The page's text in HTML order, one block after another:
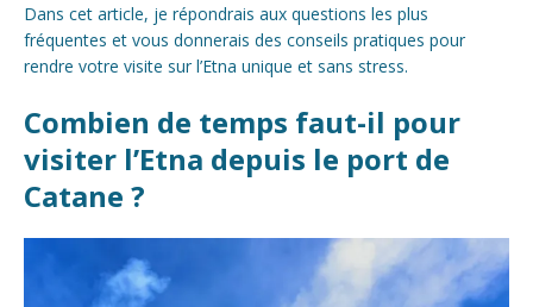
Dans cet article, je répondrais aux questions les plus
fréquentes et vous donnerais des conseils pratiques pour
rendre votre visite sur l’Etna unique et sans stress.
Combien de temps faut-il pour
visiter l’Etna depuis le port de
Catane ?